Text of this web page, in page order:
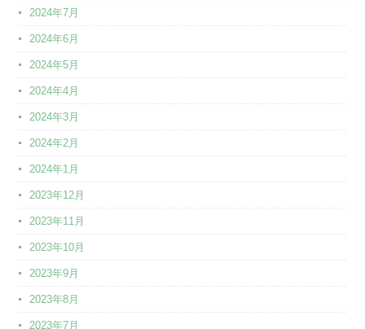
2024年7月
2024年6月
2024年5月
2024年4月
2024年3月
2024年2月
2024年1月
2023年12月
2023年11月
2023年10月
2023年9月
2023年8月
2023年7月